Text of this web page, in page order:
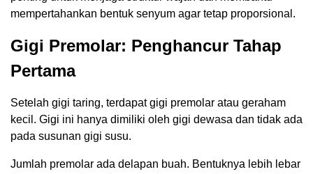
mempertahankan bentuk senyum agar tetap proporsional.
Gigi Premolar: Penghancur Tahap
Pertama
Setelah gigi taring, terdapat gigi premolar atau geraham
kecil. Gigi ini hanya dimiliki oleh gigi dewasa dan tidak ada
pada susunan gigi susu.
Jumlah premolar ada delapan buah. Bentuknya lebih lebar